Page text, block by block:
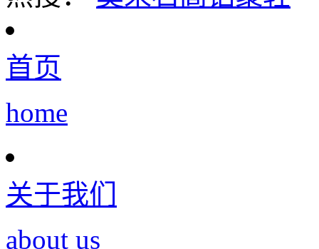
首页
home
关于我们
about us